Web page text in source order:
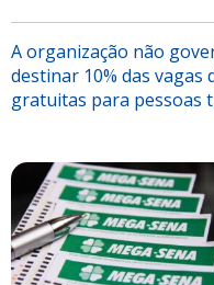
A organização não
destinar 10% das
gratuitas para pessoas